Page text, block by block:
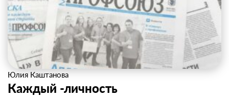
Юлия Каштанова
Каждый -личность